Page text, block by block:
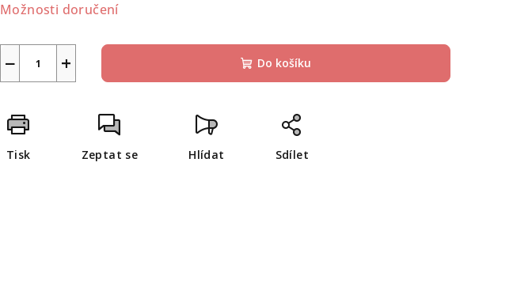
Možnosti doručení
+
− Do košíku
Tisk Zeptat se Hlídat Sdílet